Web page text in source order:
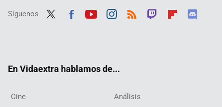
Síguenos
En Vidaextra hablamos de...
Cine Análisis